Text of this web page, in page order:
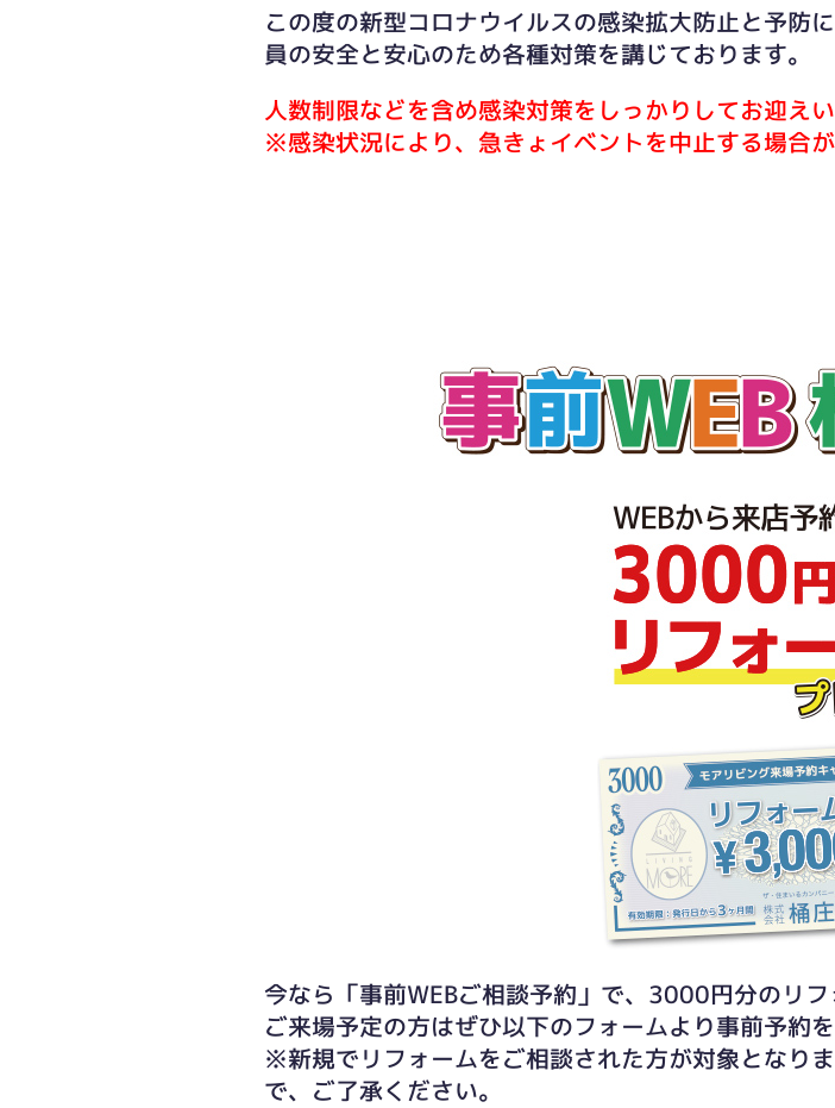
この度の新型コロナウイルスの感染拡大防止と予防
員の安全と安心のため各種対策を講じております。
人数制限などを含め感染対策をしっかりしてお迎え
※感染状況により、急きょイベントを中止する場合
今なら「事前WEBご相談予約」で、3000円分のリフ
ご来場予定の方はぜひ以下のフォームより事前予約を
※新規でリフォームをご相談された方が対象となり
で、ご了承ください。